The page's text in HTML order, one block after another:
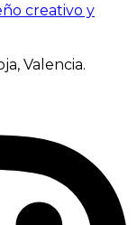
creativo y
Valencia.